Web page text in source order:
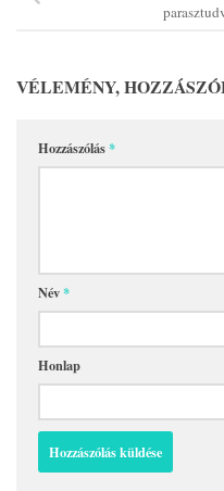
VÉLEMÉNY,
Hozzászólás*
Név*
Honlap